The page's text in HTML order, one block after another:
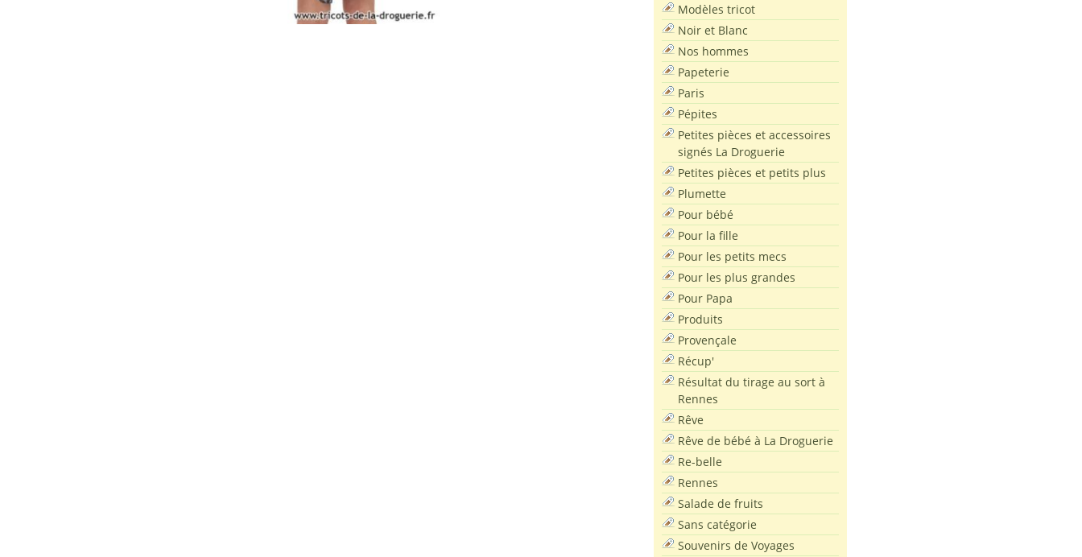
Modèles tricot
Noir et Blanc
Nos hommes
Papeterie
Paris
Pépites
Petites pièces et accessoires
signés La Droguerie
Petites pièces et petits plus
Plumette
Pour bébé
Pour la fille
Pour les petits mecs
Pour les plus grandes
Pour Papa
Produits
Provençale
Récup'
Résultat du tirage au sort à
Rennes
Rêve
Rêve de bébé à La Droguerie
Re-belle
Rennes
Salade de fruits
Sans catégorie
Souvenirs de Voyages